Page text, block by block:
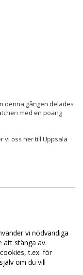
denna gången delades
med en poäng
vi oss ner till Uppsala
vi nödvändiga
att stänga av.
t.ex. för
om du vill